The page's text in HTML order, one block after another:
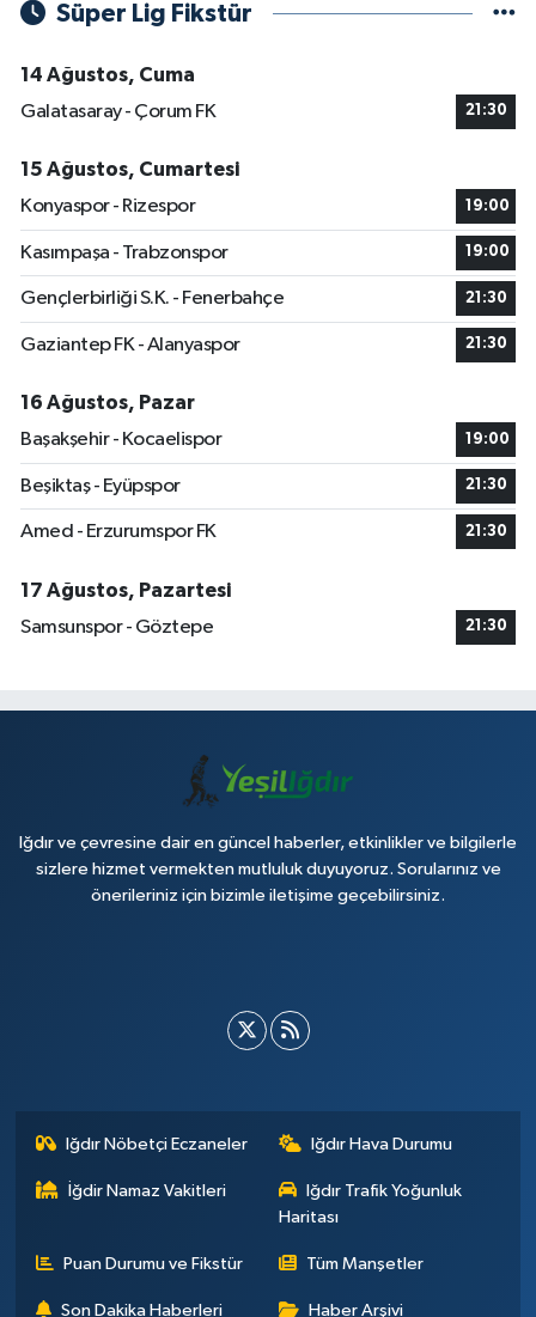
Süper Lig Fikstür
14 Ağustos, Cuma
Galatasaray - Çorum FK
21:30
15 Ağustos, Cumartesi
Konyaspor - Rizespor
19:00
Kasımpaşa - Trabzonspor 19:00
Gençlerbirliği S.K. - Fenerbahçe 21:30
Gaziantep FK - Alanyaspor 21:30
16 Ağustos, Pazar
Başakşehir - Kocaelispor
19:00
Beşiktaş - Eyüpspor 21:30
Amed - Erzurumspor FK 21:30
17 Ağustos, Pazartesi
Samsunspor - Göztepe
21:30
Iğdır ve çevresine dair en güncel haberler, etkinlikler ve bilgilerle
sizlere hizmet vermekten mutluluk duyuyoruz. Sorularınız ve
önerileriniz için bizimle iletişime geçebilirsiniz.
Iğdır Nöbetçi Eczaneler Iğdır Hava Durumu
İğdir Namaz Vakitleri
Iğdır Trafik Yoğunluk
Haritası
Puan Durumu ve Fikstür Tüm Manşetler
Son Dakika Haberleri Haber Arşivi